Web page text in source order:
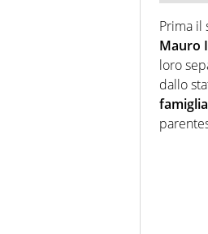
Prima il
Mauro
loro
dallo
famiglia